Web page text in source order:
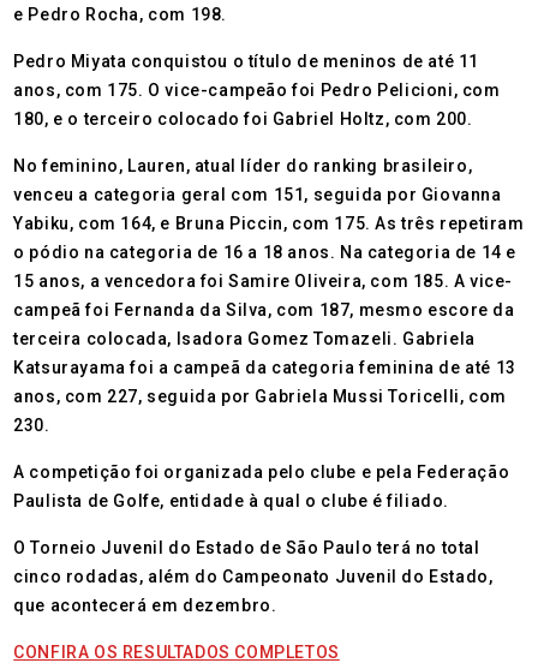
e Pedro Rocha, com 198.
Pedro Miyata conquistou o título de meninos de até 11
anos, com 175. O vice-campeão foi Pedro Pelicioni, com
180, e o terceiro colocado foi Gabriel Holtz, com 200.
No feminino, Lauren, atual líder do ranking brasileiro,
venceu a categoria geral com 151, seguida por Giovanna
Yabiku, com 164, e Bruna Piccin, com 175. As três repetiram
o pódio na categoria de 16 a 18 anos. Na categoria de 14 e
15 anos, a vencedora foi Samire Oliveira, com 185. A vice-
campeã foi Fernanda da Silva, com 187, mesmo escore da
terceira colocada, Isadora Gomez Tomazeli. Gabriela
Katsurayama foi a campeã da categoria feminina de até 13
anos, com 227, seguida por Gabriela Mussi Toricelli, com
230.
A competição foi organizada pelo clube e pela Federação
Paulista de Golfe, entidade à qual o clube é filiado.
O Torneio Juvenil do Estado de São Paulo terá no total
cinco rodadas, além do Campeonato Juvenil do Estado,
que acontecerá em dezembro.
CONFIRA OS RESULTADOS COMPLETOS